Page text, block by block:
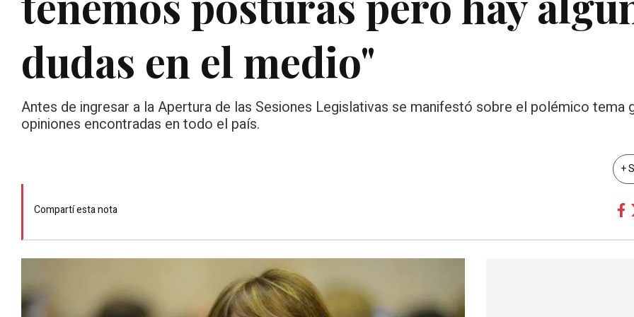
dudas en el medio"
Antes de ingresar a la Apertura de las Sesiones Legislativas se manifestó sobre el polémico tema
opiniones encontradas en todo el país.
+
Compartí esta nota